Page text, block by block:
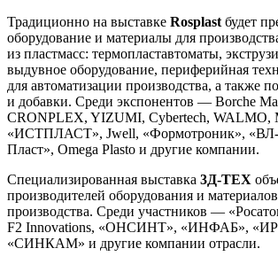
Традиционно на выставке Rosplast будет
оборудование и материалы для
из пластмасс: термопластавтоматы,
выдувное оборудование, периферийная
для автоматизации производства, а также
и добавки. Среди экспонентов — Borche
CRONPLEX, YIZUMI, Cybertech, WALMO,
«ИСТПЛАСТ», Jwell, «Формотроник», «ВЛ-
Пласт», Omega Plasto и другие компании.
Специализированная выставка 3Д-ТЕХ
производителей оборудования и
производства. Среди участников —
F2 Innovations, «ОНСИНТ», «ИНФАБ»,
«СИНКАМ» и другие компании отрасли.